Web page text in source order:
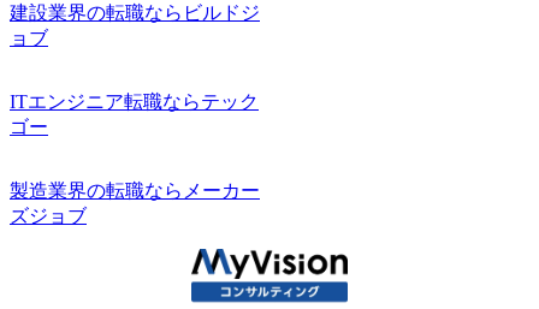
建設業界の転職ならビルドジ
ョブ
ITエンジニア転職ならテック
ゴー
製造業界の転職ならメーカー
ズジョブ